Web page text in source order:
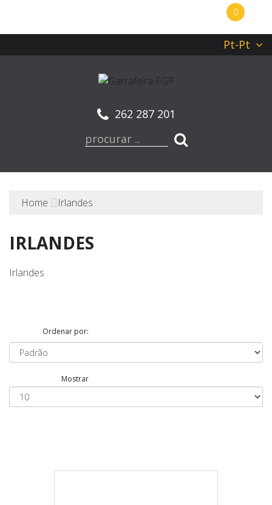
0
Pt-Pt
262 287 201
Home Irlandes
IRLANDES
Irlandes
Ordenar por:
Mostrar